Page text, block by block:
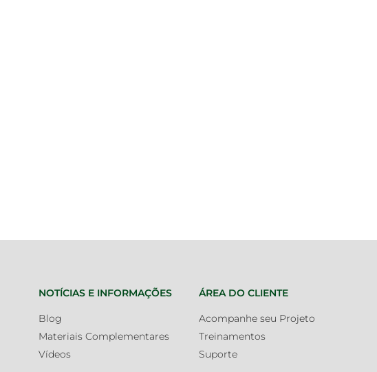
NOTÍCIAS E INFORMAÇÕES
Blog
Materiais Complementares
Vídeos
ÁREA DO CLIENTE
Acompanhe seu Projeto
Treinamentos
Suporte